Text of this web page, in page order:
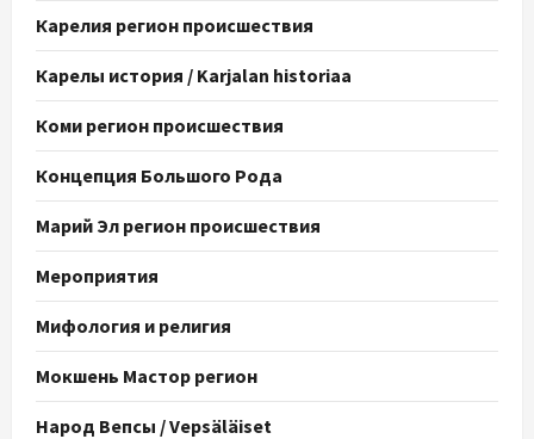
Карелия регион происшествия
Карелы история / Karjalan historiaa
Коми регион происшествия
Концепция Большого Рода
Марий Эл регион происшествия
Мероприятия
Мифология и религия
Мокшень Мастор регион
Народ Вепсы / Vepsäläiset